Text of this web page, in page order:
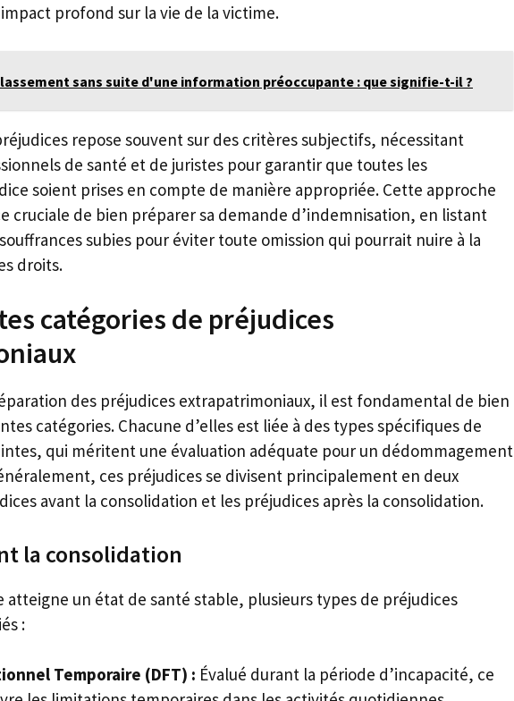
profond sur la vie de la victime.
sans suite d'une information préoccupante : que signifie-t-il ?
repose souvent sur des critères subjectifs, nécessitant
de santé et de juristes pour garantir que toutes les
soient prises en compte de manière appropriée. Cette approche
cruciale de bien préparer sa demande d’indemnisation, en listant
subies pour éviter toute omission qui pourrait nuire à la
droits.
catégories de préjudices
des préjudices extrapatrimoniaux, il est fondamental de bien
catégories. Chacune d’elles est liée à des types spécifiques de
qui méritent une évaluation adéquate pour un dédommagement
ces préjudices se divisent principalement en deux
avant la consolidation et les préjudices après la consolidation.
la consolidation
atteigne un état de santé stable, plusieurs types de préjudices
:
Temporaire (DFT) : Évalué durant la période d’incapacité, ce